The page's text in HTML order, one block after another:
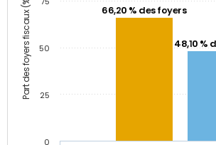
Part des foyers fiscaux (%) 66,20 % des foyers
48,10 %
0
25
50
75